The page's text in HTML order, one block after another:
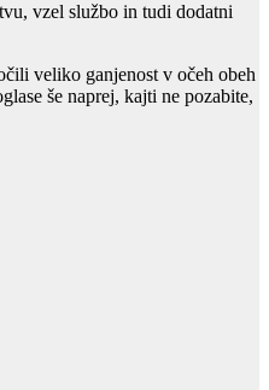
vzel službo in tudi dodatni
veliko ganjenost v očeh obeh
še naprej, kajti ne pozabite,